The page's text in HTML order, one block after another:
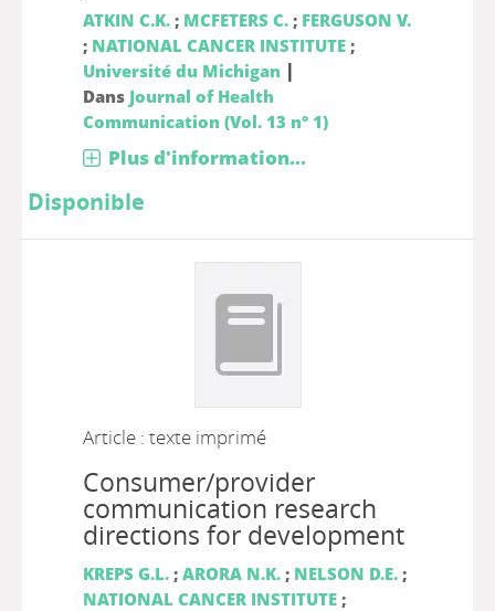
ATKIN C.K.; MCFETERS C.; FERGUSON V.
; NATIONAL CANCER INSTITUTE;
Université du Michigan |
Dans Journal of Health
Communication (Vol. 13 n° 1)
Plus d'information...
Disponible
Article : texte imprimé
Consumer/provider
communication research
directions for development
KREPS G.L.; ARORA N.K.; NELSON D.E.;
NATIONAL CANCER INSTITUTE;